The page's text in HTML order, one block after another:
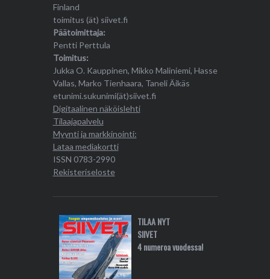
Finland
toimitus (ät) siivet.fi
Päätoimittaja:
Pentti Perttula
Toimitus:
Jukka O. Kauppinen, Mikko Maliniemi, Hasse
Vallas, Marko Tienhaara, Taneli Äikäs
etunimi.sukunimi(ät)siivet.fi
Digitaalinen näköislehti
Tilaajapalvelu
Myynti ja markkinointi:
Lataa mediakortti
ISSN 0783-2990
Rekisteriseloste
TILAA NYT
SIIVET
4 numeroa vuodessa!